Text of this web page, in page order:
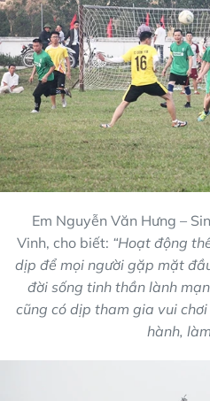
Em Nguyễn Văn Hưng –
Vinh, cho biết: “Hoạt động
dịp để mọi người gặp mặt
đời sống tinh thần lành
cũng có dịp tham gia vui
hành,